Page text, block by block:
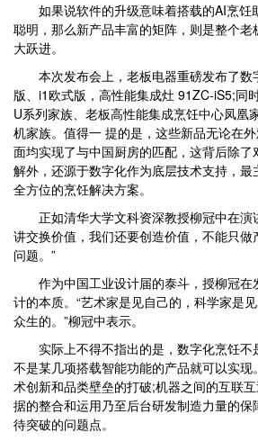
如果说软件的升级意味着搭载的AI烹饪
聪明，那么新产品丰富的矩阵，则是整个老
大跃进。
本次发布会上，老板电器重磅发布了数
版、i1欧式版，高性能集成灶 91ZC-iS5;同
U系列家族、老板高性能集成烹饪中心凤凰
机家族。值得一 提的是，这些新品无论在
面均实现了与中国厨房的匹配，这背后除了
解外，还源于数字化作为底层技术支持，最
全方位的烹饪解决方案。
正如清华大学文科资深教授柳冠中在演
讲交换价值，我们还要创造价值，不能只做
问题。”
作为中国工业设计届的泰斗，授柳冠在
计的本质。“艺术家是见自己的，科学家是
众生的。”柳冠中表示。
实际上不得不指出的是，数字化烹饪不
不是某几项搭载智能功能的产品就可以实
术创新和品类壁垒的打破;机器之间的互联
据的整合和运用乃至后台研发制造力量的保
待突破的问题点。